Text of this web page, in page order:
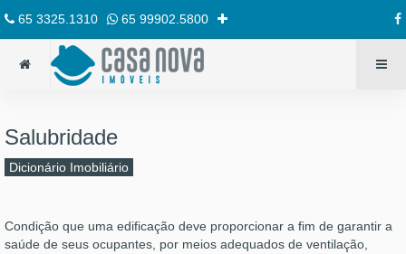
65 3325.1310 65 99902.5800
Salubridade
Dicionário Imobiliário
Condição que uma edificação deve proporcionar a fim de garantir a
saúde de seus ocupantes, por meios adequados de ventilação,